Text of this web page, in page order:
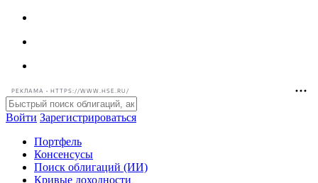
РЕКЛАМА • HTTPS://WWW.HSE.RU/
Войти Зарегистрироваться